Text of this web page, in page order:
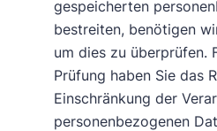
gespeicherten
bestreiten, benötigen
um dies zu überprüfen.
Prüfung haben Sie das
Einschränkung der
personenbezogenen